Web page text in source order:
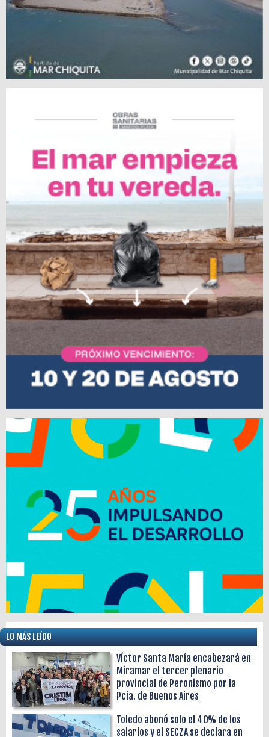
LO MÁS LEÍDO
Víctor Santa María encabezará en
Miramar el tercer plenario
provincial de Peronismo por la
Pcia. de Buenos Aires
Toledo abonó solo el 40% de los
salarios y el SECZA se declara en